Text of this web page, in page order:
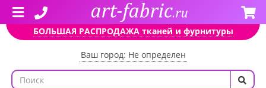
БОЛЬШАЯ РАСПРОДАЖА тканей и фурнитуры
Ваш город: Не определен